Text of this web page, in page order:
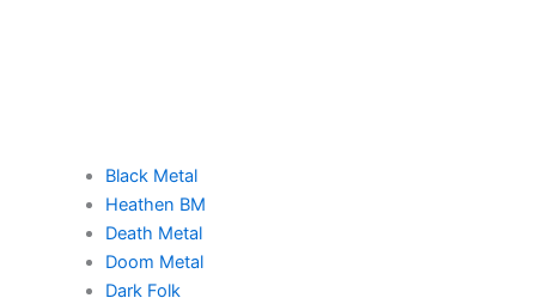
Black Metal
Heathen BM
Death Metal
Doom Metal
Dark Folk